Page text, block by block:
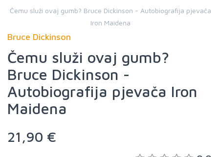
Čemu služi ovaj gumb? Bruce Dickinson - Autobiografija pjevača
Iron Maidena
Bruce Dickinson
Čemu služi ovaj gumb?
Bruce Dickinson -
Autobiografija pjevača Iron
Maidena
21,90 €